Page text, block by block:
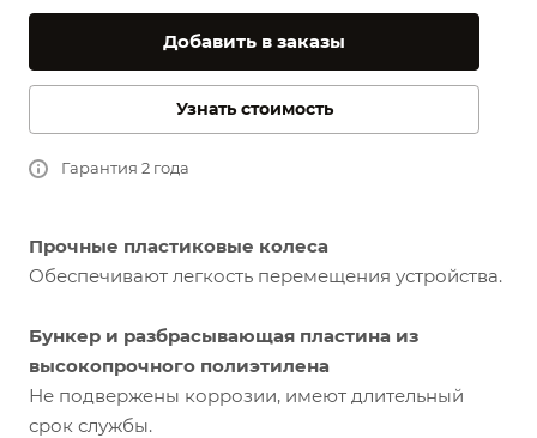
Добавить в заказы
Узнать стоимость
Гарантия 2 года
Прочные пластиковые колеса
Обеспечивают легкость перемещения устройства.
Бункер и разбрасывающая пластина из
высокопрочного полиэтилена
Не подвержены коррозии, имеют длительный
срок службы.